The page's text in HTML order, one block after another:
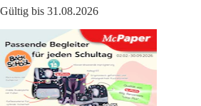
Gültig bis 31.08.2026